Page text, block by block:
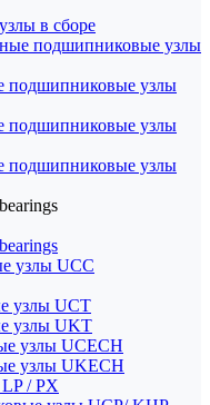
в сборе
подшипниковые узлы
подшипниковые узлы
подшипниковые узлы
подшипниковые узлы
узлы UCC
узлы UCT
узлы UKT
узлы UCECH
узлы UKECH
/ PX